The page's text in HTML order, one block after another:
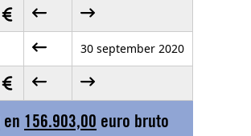
30 september 2020
en 156.903,00 euro bruto